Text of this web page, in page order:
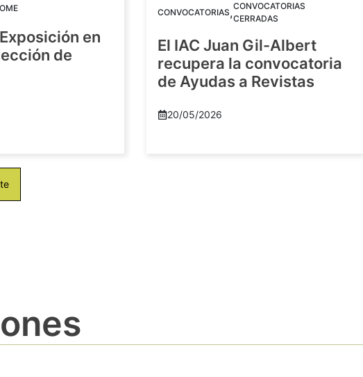
en
de
CONVOCATORIAS,CONVOCATORIAS
CERRADAS
El IAC Juan Gil-Albert
recupera la convocatoria
de Ayudas a Revistas
20/05/2026